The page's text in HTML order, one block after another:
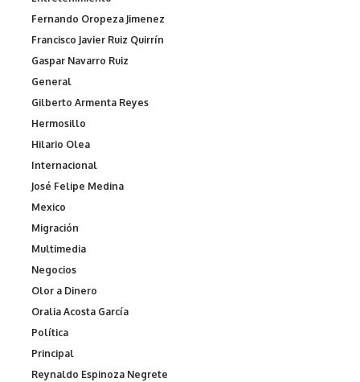
Fernando Oropeza Jimenez
Francisco Javier Ruiz Quirrín
Gaspar Navarro Ruiz
General
Gilberto Armenta Reyes
Hermosillo
Hilario Olea
Internacional
José Felipe Medina
Mexico
Migración
Multimedia
Negocios
Olor a Dinero
Oralia Acosta García
Política
Principal
Reynaldo Espinoza Negrete